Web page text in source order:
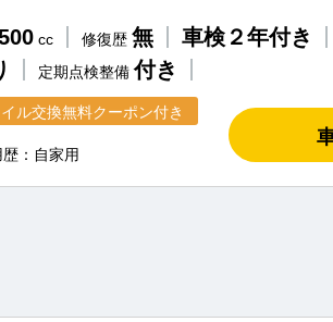
cc 修復歴 無 車検２年付き
定期点検整備付き
ル交換無料クーポン付き
：自家用